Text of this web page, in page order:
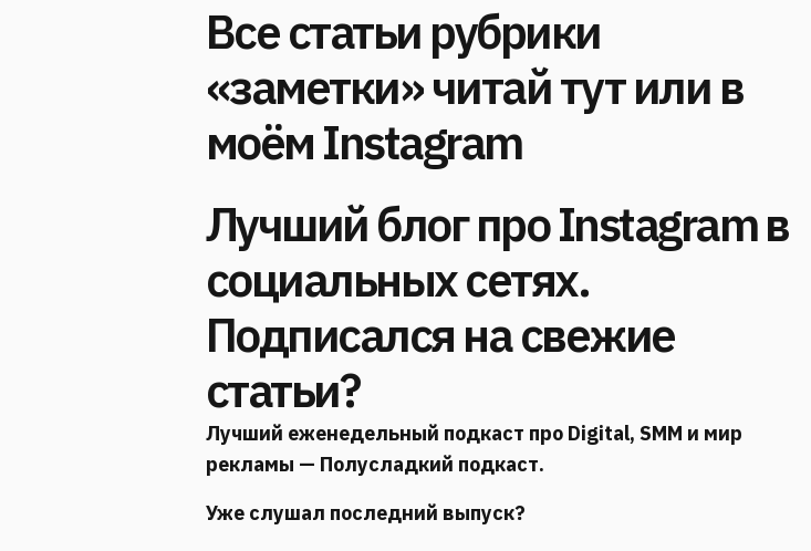
Все статьи рубрики
«заметки» читай тут или в
моём Instagram
Лучший блог про Instagram в
социальных сетях.
Подписался на свежие
статьи?
Лучший еженедельный подкаст про Digital, SMM и мир
рекламы — Полусладкий подкаст.
Уже слушал последний выпуск?